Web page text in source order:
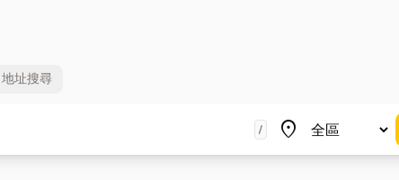
地址搜尋
/ place
地區